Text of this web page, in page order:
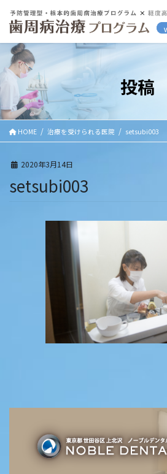
ン
に
動
ー
ョ
に
移
動
投稿
HOME 治療を受けられる医院 setsubi003
2020年3月14日
setsubi003